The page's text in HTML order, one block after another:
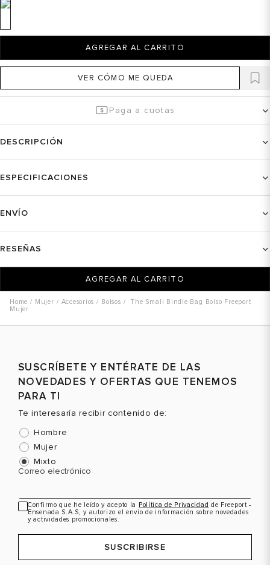
AGREGAR AL CARRITO
VER CÓMO ME QUEDA
Paga a cuotas
DESCRIPCIÓN
ESPECIFICACIONES
ENVÍO
RESEÑAS
AGREGAR AL CARRITO
Mujer Accesorios Bolsos
The Small Bindle Bag Bolso Freeport
Mujer
SUSCRÍBETE Y ENTÉRATE DE LAS
NOVEDADES Y OFERTAS QUE TENEMOS
PARA TI
Te interesaría recibir contenido de:
Hombre
Mujer
Mixto
Correo electrónico
Confirmo que he leído y acepto la Política de Privacidad de Freeport -
Ensenada S.A.S, y autorizo el envío de información sobre novedades
y actividades promocionales.
SUSCRIBIRSE